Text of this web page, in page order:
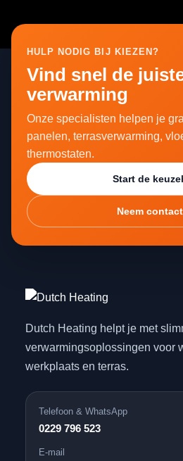
HULP NODIG BIJ KIEZEN?
Vind snel de
verwarming
Onze specialisten helpen je
panelen, terrasverwarming,
thermostaten.
Start de
Neem
Dutch Heating helpt je met
verwarmingsoplossingen voor
werkplaats en terras.
Telefoon & WhatsApp
0229 796 523
E-mail